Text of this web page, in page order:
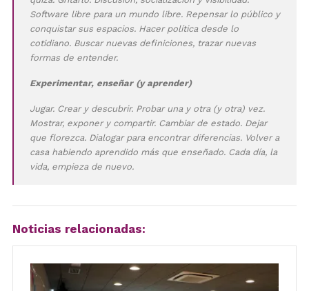
Software libre para un mundo libre. Repensar lo público y
conquistar sus espacios. Hacer política desde lo
cotidiano. Buscar nuevas definiciones, trazar nuevas
formas de entender.
Experimentar, enseñar (y aprender)
Jugar. Crear y descubrir. Probar una y otra (y otra) vez.
Mostrar, exponer y compartir. Cambiar de estado. Dejar
que florezca. Dialogar para encontrar diferencias. Volver a
casa habiendo aprendido más que enseñado. Cada día, la
vida, empieza de nuevo.
Noticias relacionadas: